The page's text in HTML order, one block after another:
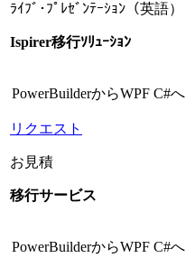
ﾗｲﾌﾞ･ﾌﾟﾚｾﾞﾝﾃｰｼｮﾝ（英語）
Ispirer移行ｿﾘｭｰｼｮﾝ
PowerBuilderからWPF C#へ
リクエスト
お見積
移行サービス
PowerBuilderからWPF C#へ